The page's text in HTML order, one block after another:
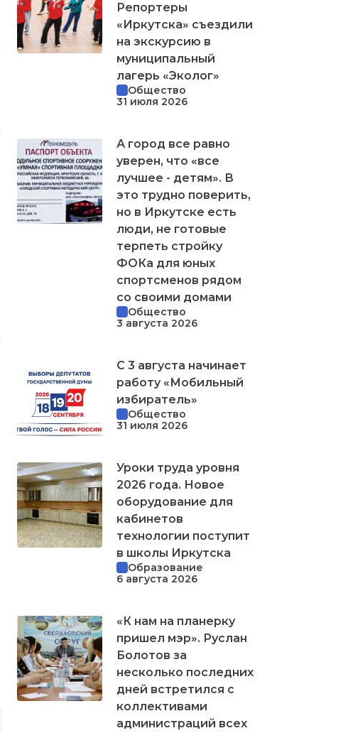
Репортеры
«Иркутска» съездили
на экскурсию в
муниципальный
лагерь «Эколог»
Общество
31 июля 2026
А город все равно
уверен, что «все
лучшее - детям». В
это трудно поверить,
но в Иркутске есть
люди, не готовые
терпеть стройку
ФОКа для юных
спортсменов рядом
со своими домами
Общество
3 августа 2026
С 3 августа начинает
работу «Мобильный
избиратель»
Общество
31 июля 2026
Уроки труда уровня
2026 года. Новое
оборудование для
кабинетов
технологии поступит
в школы Иркутска
Образование
6 августа 2026
«К нам на планерку
пришел мэр». Руслан
Болотов за
несколько последних
дней встретился с
коллективами
администраций всех